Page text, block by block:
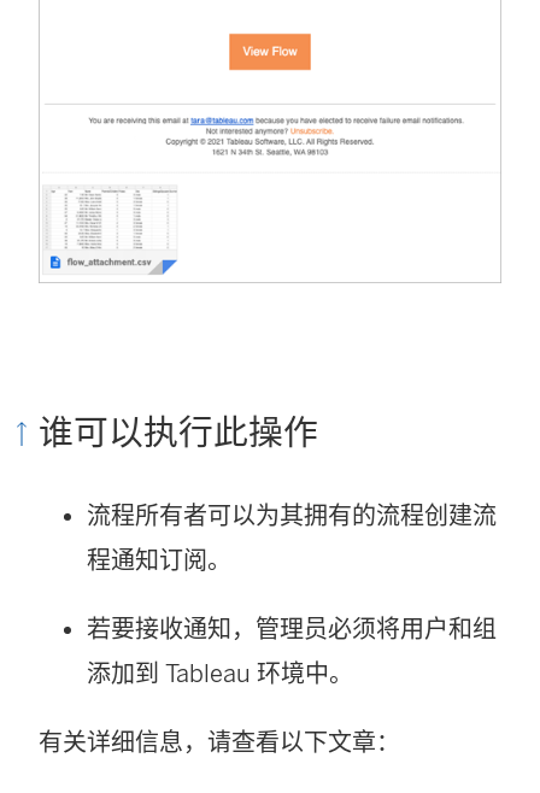
谁可以执行此操作
流程所有者可以为其拥有的流程创建流
程通知订阅。
若要接收通知，管理员必须将用户和组
添加到 Tableau 环境中。
有关详细信息，请查看以下文章：